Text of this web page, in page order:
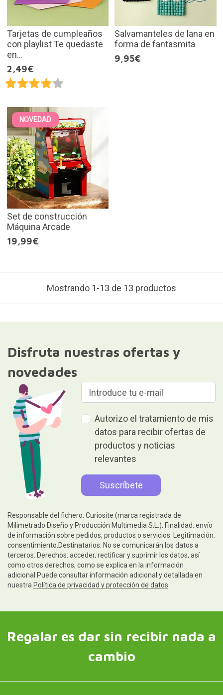
Tarjetas de cumpleaños
con playlist Te quedaste
en...
2,49€
Salvamanteles de lana en
forma de fantasmita
9,95€
NOVEDAD
Set de construcción
Máquina Arcade
19,99€
Mostrando 1-13 de 13 productos
Disfruta nuestras ofertas y
novedades
Autorizo el tratamiento de mis
datos para recibir ofertas de
productos y noticias
relevantes
Responsable del fichero: Curiosite (marca registrada de
Milimetrado Diseño y Producción Multimedia S.L.). Finalidad: envío
de información sobre pedidos, productos o servicios. Legitimación:
consentimiento.Destinatarios: No se comunicarán los datos a
terceros. Derechos: acceder, rectificar y suprimir los datos, así
como otros derechos, como se explica en la información
adicional.Puede consultar información adicional y detallada en
nuestra Política de privacidad y protección de datos
Regalar es dar sin recibir nada a
cambio